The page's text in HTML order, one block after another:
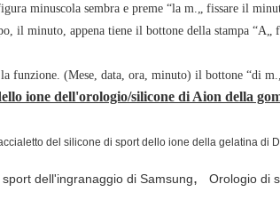
minuscola sembra e preme “la m.„ fissare il
il minuto, appena tiene il bottone della stampa
funzione. (Mese, data, ora, minuto) il bottone “di
ione dell'orologio/silicone di Aion della
sport dell'ingranaggio di Samsung, Orologio di